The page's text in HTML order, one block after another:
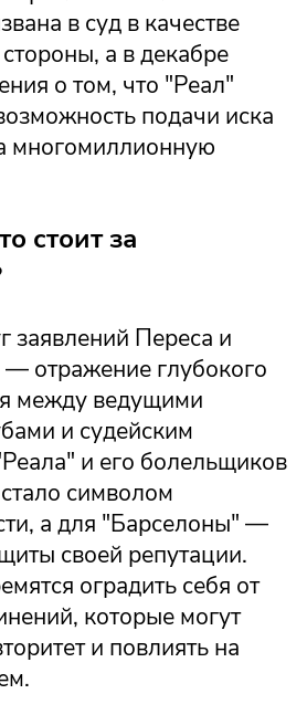
в суд в качестве
а в декабре
о том, что "Реал"
подачи иска
многомиллионную
стоит за
заявлений Переса и
отражение глубокого
между ведущими
и судейским
и его болельщиков
символом
а для "Барселоны" —
своей репутации.
оградить себя от
которые могут
и повлиять на